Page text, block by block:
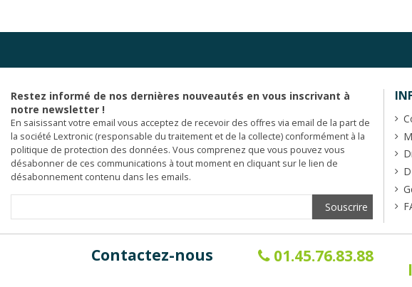
Restez informé de nos dernières nouveautés en vous inscrivant à
notre newsletter !
En saisissant votre email vous acceptez de recevoir des offres via email de la part de
la société Lextronic (responsable du traitement et de la collecte) conformément à la
politique de protection des données. Vous comprenez que vous pouvez vous
désabonner de ces communications à tout moment en cliquant sur le lien de
désabonnement contenu dans les emails.
Contactez-nous 01.45.76.83.88